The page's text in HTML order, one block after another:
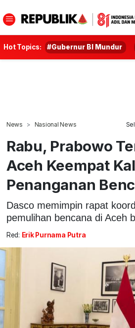
Hot Topics: #Gubernur BI Mundur
News Nasional News
Rabu, Prabowo
Aceh Keempat
Penanganan
Dasco memimpin rapat
pemulihan bencana di Aceh
Red: Erik Purnama Putra